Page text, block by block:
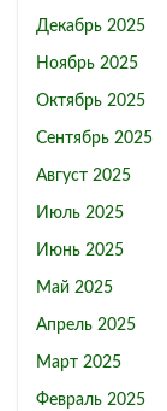
Декабрь 2025
Ноябрь 2025
Октябрь 2025
Сентябрь 2025
Август 2025
Июль 2025
Июнь 2025
Май 2025
Апрель 2025
Март 2025
Февраль 2025